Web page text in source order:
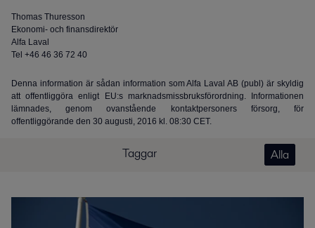
Thomas Thuresson
Ekonomi- och finansdirektör
Alfa Laval
Tel +46 46 36 72 40
Denna information är sådan information som Alfa Laval AB (publ) är skyldig
att offentliggöra enligt EU:s marknadsmissbruksförordning. Informationen
lämnades, genom ovanstående kontaktpersoners försorg, för
offentliggörande den 30 augusti, 2016 kl. 08:30 CET.
Taggar Alla